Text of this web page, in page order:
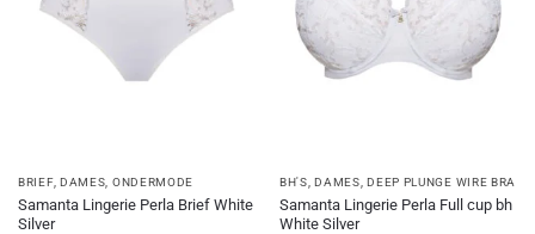
BRIEF, DAMES ONDERMODE
Samanta Lingerie Perla Brief White
Silver
BH'S ,DAMES ,DEEP PLUNGE WIRE BRA
Samanta Lingerie Perla Full cup bh
White Silver